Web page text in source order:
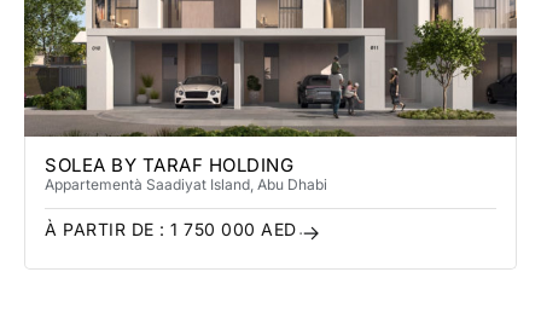
SOLEA BY TARAF HOLDING
Appartementà Saadiyat Island , Abu Dhabi
À PARTIR DE : 1 750 000 AED